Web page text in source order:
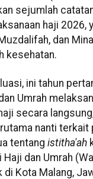
sejumlah
haji 2026,
dan
kesehatan.
ini tahun
Umrah
secara
nanti terkait
tentang istitha'ah
dan Umrah
Kota Malang,